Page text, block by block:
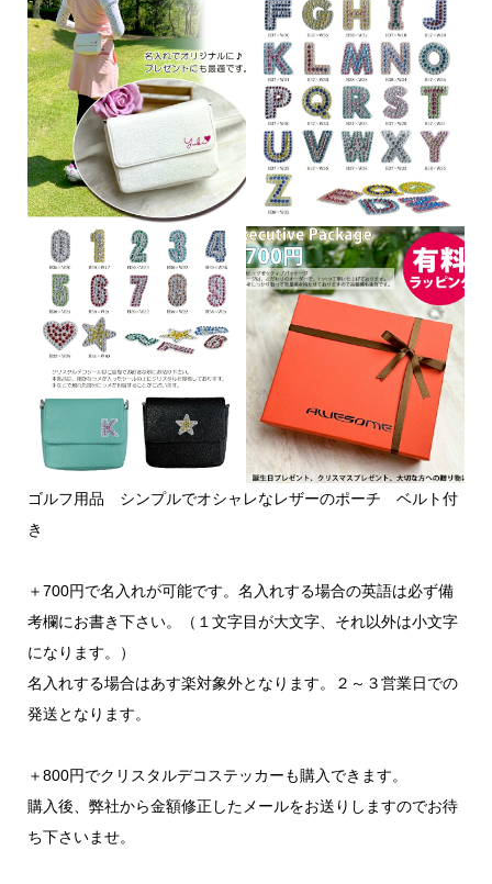
ゴルフ用品 シンプルでオシャレなレザーのポーチ ベルト付
き
＋700円で名入れが可能です。名入れする場合の英語は必ず備
考欄にお書き下さい。（１文字目が大文字、それ以外は小文字
になります。）
名入れする場合はあす楽対象外となります。２～３営業日での
発送となります。
＋800円でクリスタルデコステッカーも購入できます。
購入後、弊社から金額修正したメールをお送りしますのでお待
ち下さいませ。